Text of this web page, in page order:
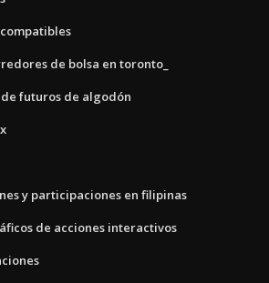
de bolsa en toronto_
futuros de algodón
y participaciones en filipinas
de acciones interactivos